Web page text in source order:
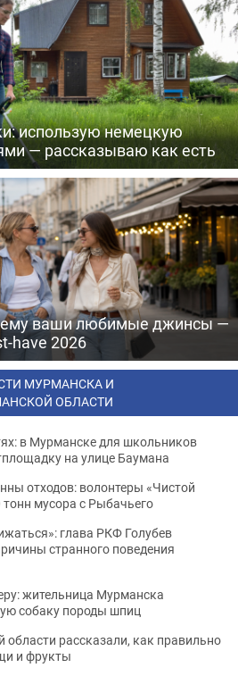
использую немецкую
— рассказываю как есть
ваши любимые джинсы —
have 2026
МУРМАНСКА И
ОБЛАСТИ
в Мурманске для школьников
на улице Баумана
отходов: волонтеры «Чистой
мусора с Рыбачьего
глава РКФ Голубев
странного поведения
жительница Мурманска
собаку породы шпиц
рассказали, как правильно
и фрукты